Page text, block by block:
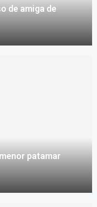
de amiga de
patamar